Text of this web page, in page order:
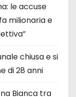
le accuse
milionaria e
chiusa e si
di 28 anni
Bianca tra